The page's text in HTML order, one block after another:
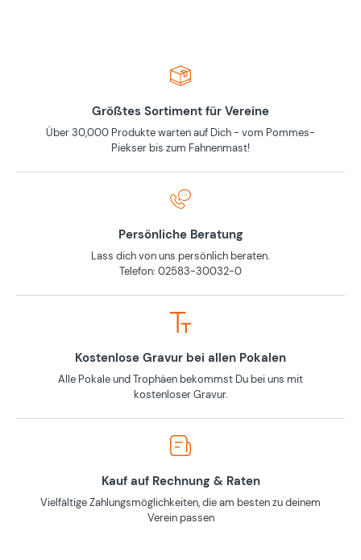
Größtes Sortiment für Vereine
Über 30,000 Produkte warten auf Dich - vom Pommes-
Piekser bis zum Fahnenmast!
Persönliche Beratung
Lass dich von uns persönlich beraten.
Telefon: 02583-30032-0
Kostenlose Gravur bei allen Pokalen
Alle Pokale und Trophäen bekommst Du bei uns mit
kostenloser Gravur.
Kauf auf Rechnung & Raten
Vielfältige Zahlungsmöglichkeiten, die am besten zu deinem
Verein passen